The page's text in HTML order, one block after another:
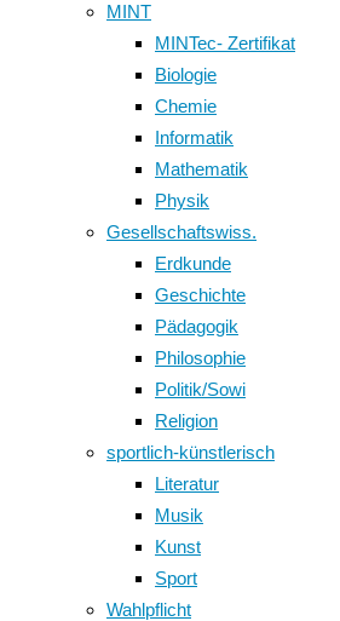
MINT
MINTec- Zertifikat
Biologie
Chemie
Informatik
Mathematik
Physik
Gesellschaftswiss.
Erdkunde
Geschichte
Pädagogik
Philosophie
Politik/Sowi
Religion
sportlich-künstlerisch
Literatur
Musik
Kunst
Sport
Wahlpflicht